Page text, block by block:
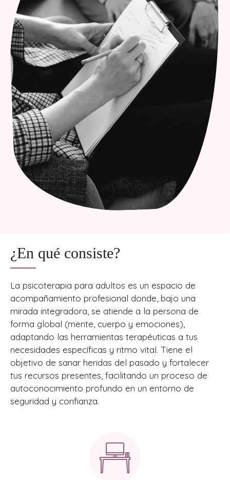
¿En qué consiste?
La psicoterapia para adultos es un espacio de
acompañamiento profesional donde, bajo una
mirada integradora, se atiende a la persona de
forma global (mente, cuerpo y emociones),
adaptando las herramientas terapéuticas a tus
necesidades específicas y ritmo vital. Tiene el
objetivo de sanar heridas del pasado y fortalecer
tus recursos presentes, facilitando un proceso de
autoconocimiento profundo en un entorno de
seguridad y confianza.